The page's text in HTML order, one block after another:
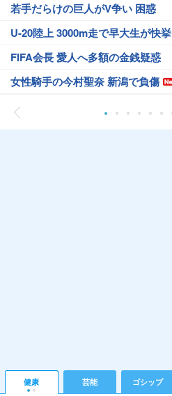
若手だらけの巨人がV争い 困惑
U-20陸上 3000m走で早大生が快挙
FIFA会長 愛人へ多額の金銭疑惑
女性騎手の今村聖奈 新潟で負傷
健康 芸能 ゴシップ